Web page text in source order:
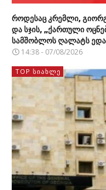
როდესაც კრემლი,
და სჯის, „ქართული
სამშობლოს ღალატს
14:38 - 07/08/2026
TOP ᲡᲘᲐᲮᲚᲔ